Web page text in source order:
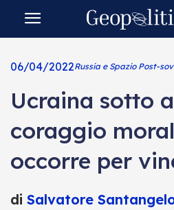
06/04/2022Russia e Spazio Post-
Ucraina sotto
coraggio
occorre per
di Salvatore